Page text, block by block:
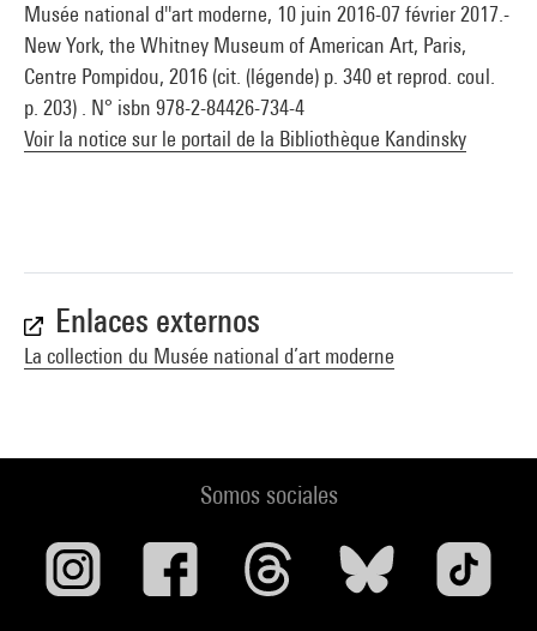
Musée national d''art moderne, 10 juin 2016-07 février 2017.-
New York, the Whitney Museum of American Art, Paris,
Centre Pompidou, 2016 (cit. (légende) p. 340 et reprod. coul.
p. 203) . N° isbn 978-2-84426-734-4
Voir la notice sur le portail de la Bibliothèque Kandinsky
Enlaces externos
La collection du Musée national d’art moderne
Somos sociales